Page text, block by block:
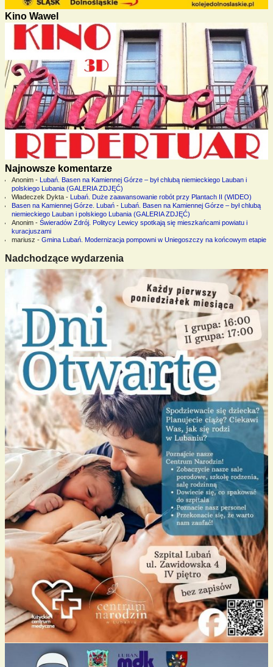
Kino Wawel
Najnowsze komentarze
Anonim- Lubań. Basen na Kamiennej Górze – był chlubą niemieckiego Lauban i
polskiego Lubania (GALERIA ZDJĘĆ)
Władeczek Dykta- Lubań. Duże zaawansowanie robót przy Plantach II (WIDEO)
Basen na Kamiennej Górze. Lubań- Lubań. Basen na Kamiennej Górze – był chlubą
niemieckiego Lauban i polskiego Lubania (GALERIA ZDJĘĆ)
Anonim- Świeradów Zdrój. Politycy Lewicy spotkają się mieszkańcami powiatu i
kuracjuszami
mariusz - Gmina Lubań. Modernizacja pompowni w Uniegoszczy na końcowym etapie
Nadchodzące wydarzenia